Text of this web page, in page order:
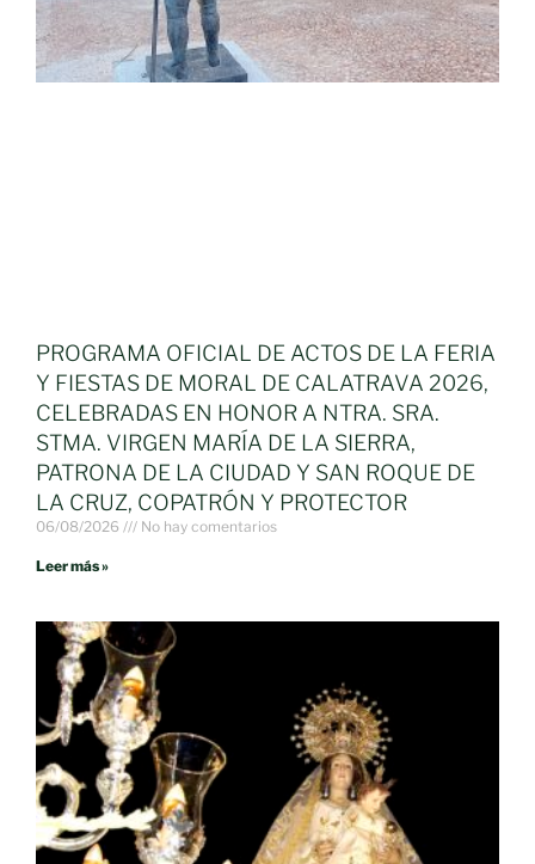
PROGRAMA OFICIAL DE ACTOS DE LA FERIA
Y FIESTAS DE MORAL DE CALATRAVA 2026,
CELEBRADAS EN HONOR A NTRA. SRA.
STMA. VIRGEN MARÍA DE LA SIERRA,
PATRONA DE LA CIUDAD Y SAN ROQUE DE
LA CRUZ, COPATRÓN Y PROTECTOR
06/08/2026 No hay comentarios
Leer más »